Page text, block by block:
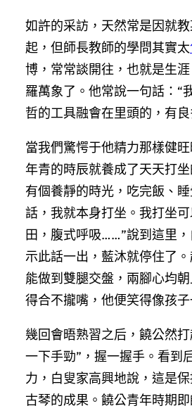
如許的采訪，天然常是因就
起，但師長教師的學問其實太
博，常常談開往，也就是生
羅萬象了。他常說一句話：“
哲的工具融會在里頭的，有
當我們驚愕于他精力那樣健
年青的時辰就養成了天天打
有個養靜的時光，吃完飯、
話，我就本身打坐。我打坐
田，腹式呼吸……”說到這里
示此話一出，藍沐就停住了
能做到雙腿交盤，兩腳心均
得合不攏嘴，他便笑得像孩子
幾回會晤熟習之后，饒公然
一下手勁”，握一握手。看到
力，白叟家高興地說，這是
古琴的成果。饒公青年時期